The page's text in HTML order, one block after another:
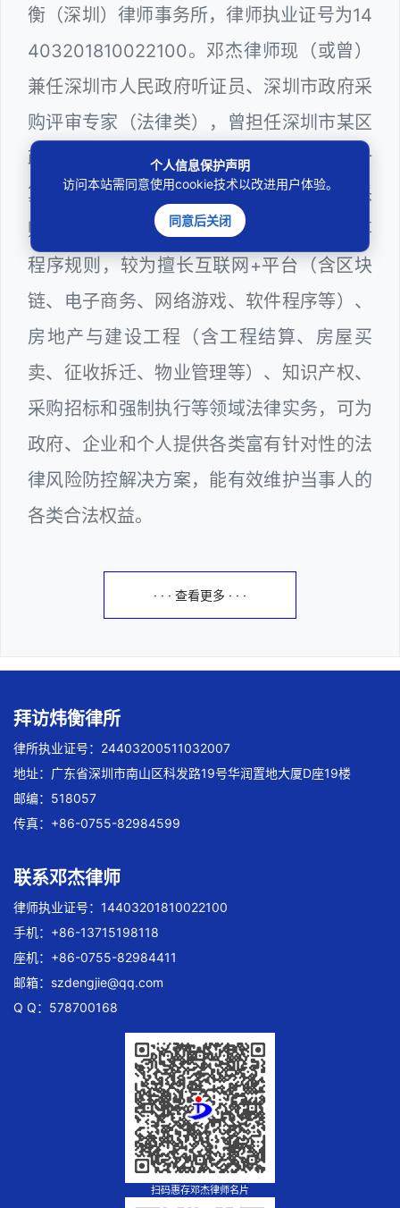
衡（深圳）律师事务所，律师执业证号为14
403201810022100。邓杰律师现（或曾）
兼任深圳市人民政府听证员、深圳市政府采
购评审专家（法律类），曾担任深圳市某区
政府部门公职律师、建设工程定标专家、计
算机信息网络安全员，在建筑工务、政府采
购等政府系统工作多年，十分熟悉政府办事
程序规则，较为擅长互联网+平台（含区块
链、电子商务、网络游戏、软件程序等）、
房地产与建设工程（含工程结算、房屋买
卖、征收拆迁、物业管理等）、知识产权、
采购招标和强制执行等领域法律实务，可为
政府、企业和个人提供各类富有针对性的法
律风险防控解决方案，能有效维护当事人的
各类合法权益。
· · · 查看更多 · · ·
拜访炜衡律所
律所执业证号：24403200511032007
地址：广东省深圳市南山区科发路19号华润置地大厦D座19楼
邮编：518057
传真：+86-0755-82984599
联系邓杰律师
律师执业证号：14403201810022100
手机：+86-13715198118
座机：+86-0755-82984411
邮箱： szdengjie@qq.com
Q Q：578700168
扫码惠存邓杰律师名片
个人信息保护声明
访问本站需同意使用cookie技术以改进用户体验。
同意后关闭